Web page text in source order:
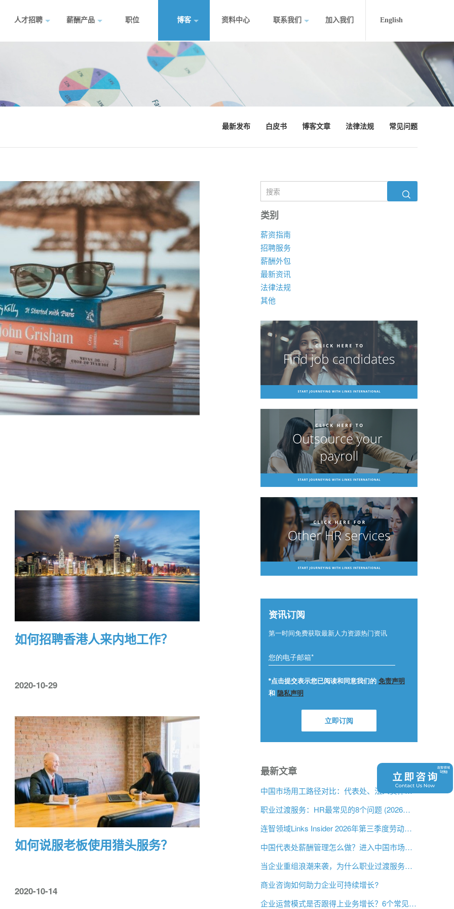
人才招聘 薪酬产品 职位 博客 资料中心 联系我们 加入我们 English
最新发布 白皮书 博客文章 法律法规 常见问题
如何招聘香港人来内地工作？
2020-10-29
如何说服老板使用猎头服务？
2020-10-14
类别
薪资指南
招聘服务
薪酬外包
最新资讯
法律法规
其他
最新文章
中国市场用工路径对比：代表处、法人实体与 EOR，企业该如何选择？
职业过渡服务：HR最常见的8个问题 (2026年版)
连智领域Links Insider 2026年第三季度劳动法规更新
中国代表处薪酬管理怎么做？进入中国市场前的用工指南
当企业重组浪潮来袭，为什么职业过渡服务比以往更重要？
商业咨询如何助力企业可持续增长?
企业运营模式是否跟得上业务增长？6个常见信号